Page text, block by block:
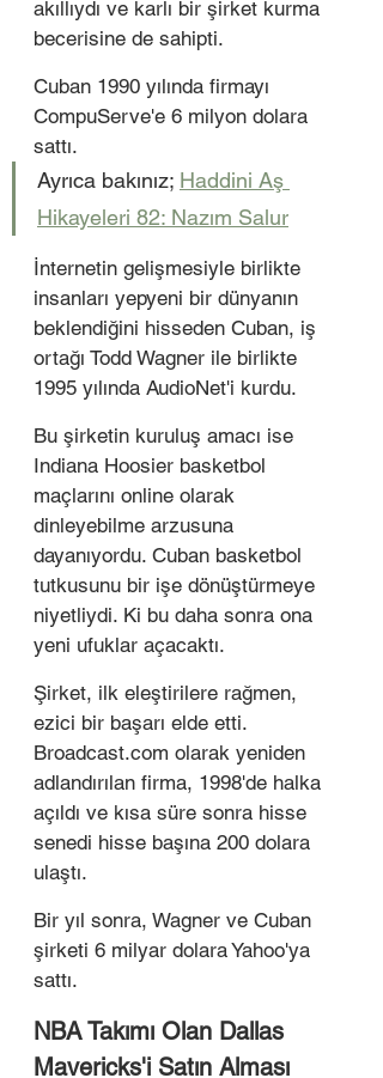
akıllıydı ve karlı bir şirket kurma
becerisine de sahipti.
Cuban 1990 yılında firmayı
CompuServe'e 6 milyon dolara
sattı.
Ayrıca bakınız; Haddini Aş
Hikayeleri 82: Nazım Salur
İnternetin gelişmesiyle birlikte
insanları yepyeni bir dünyanın
beklendiğini hisseden Cuban, iş
ortağı Todd Wagner ile birlikte
1995 yılında AudioNet'i kurdu.
Bu şirketin kuruluş amacı ise
Indiana Hoosier basketbol
maçlarını online olarak
dinleyebilme arzusuna
dayanıyordu. Cuban basketbol
tutkusunu bir işe dönüştürmeye
niyetliydi. Ki bu daha sonra ona
yeni ufuklar açacaktı.
Şirket, ilk eleştirilere rağmen,
ezici bir başarı elde etti.
Broadcast.com olarak yeniden
adlandırılan firma, 1998'de halka
açıldı ve kısa süre sonra hisse
senedi hisse başına 200 dolara
ulaştı.
Bir yıl sonra, Wagner ve Cuban
şirketi 6 milyar dolara Yahoo'ya
sattı.
NBA Takımı Olan Dallas
Mavericks'i Satın Alması